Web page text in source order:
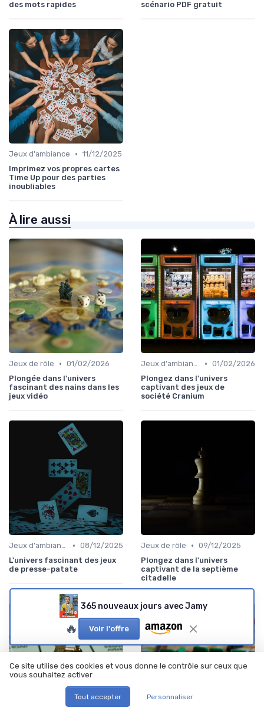
des mots rapides
scénario PDF gratuit
Jeux d'ambiance • 11/12/2025
Imprimez vos propres cartes
Time Up pour des parties
inoubliables
À lire aussi
Jeux de rôle • 01/02/2026
Plongée dans l'univers
fascinant des nains dans les
jeux vidéo
Jeux d'ambiance • 01/02/2026
Plongez dans l'univers
captivant des jeux de
société Cranium
Jeux d'ambiance • 08/12/2025
L'univers fascinant des jeux
de presse-patate
Jeux de rôle • 09/12/2025
Plongez dans l'univers
captivant de la septième
citadelle
365 nouveaux jours avec Jamy
🔥 Voir l'offre
Ce site utilise des cookies et vous donne le contrôle sur ceux que
vous souhaitez activer
Tout accepter Personnaliser